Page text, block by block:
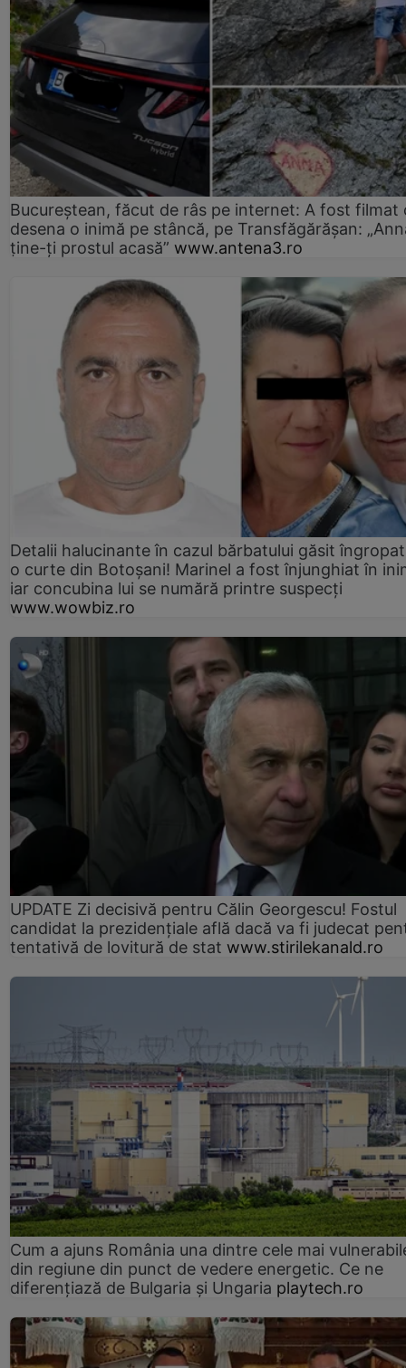
Bucureștean, făcut de râs pe internet: A fost filmat
desena o inimă pe stâncă, pe Transfăgărășan:
ține-ți prostul acasă” www.antena3.ro
Detalii halucinante în cazul bărbatului găsit
o curte din Botoșani! Marinel a fost înjunghiat în
iar concubina lui se numără printre suspecți
www.wowbiz.ro
UPDATE Zi decisivă pentru Călin Georgescu! Fostul
candidat la prezidențiale află dacă va fi judecat
tentativă de lovitură de stat www.stirilekanald.ro
Cum a ajuns România una dintre cele mai
din regiune din punct de vedere energetic. Ce ne
diferențiază de Bulgaria și Ungaria playtech.ro